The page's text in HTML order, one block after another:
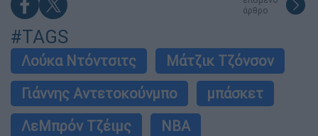
άρθρο
#TAGS
Λούκα Ντόντσιτς
Μάτζικ Τζόνσον
Γιάννης Αντετοκούνμπο
μπάσκετ
ΛεΜπρόν Τζέιμς
NBA